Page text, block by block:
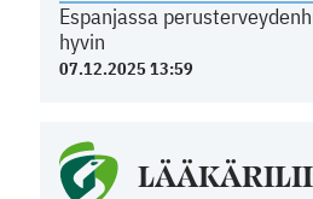
Espanjassa
hyvin
07.12.2025 13:59